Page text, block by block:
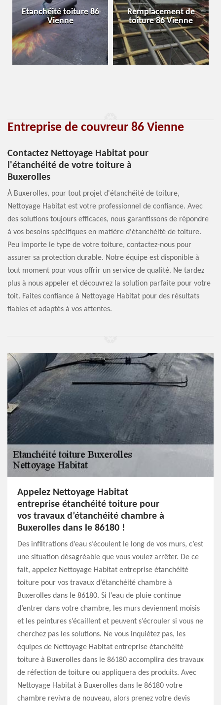
Etanchéité toiture 86
Vienne
Remplacement de
toiture 86 Vienne
Entreprise de couvreur 86 Vienne
Contactez Nettoyage Habitat pour
l'étanchéité de votre toiture à
Buxerolles
À Buxerolles, pour tout projet d'étanchéité de toiture,
Nettoyage Habitat est votre professionnel de confiance. Avec
des solutions toujours efficaces, nous garantissons de répondre
à vos besoins spécifiques en matière d'étanchéité de toiture.
Peu importe le type de votre toiture, contactez-nous pour
assurer sa protection durable. Notre équipe est disponible à
tout moment pour vous offrir un service de qualité. Ne tardez
plus à nous appeler et découvrez la solution parfaite pour votre
toit. Faites confiance à Nettoyage Habitat pour des résultats
fiables et adaptés à vos attentes.
Appelez Nettoyage Habitat
entreprise étanchéité toiture pour
vos travaux d’étanchéité chambre à
Buxerolles dans le 86180 !
Des infiltrations d’eau s’écoulent le long de vos murs, c’est
une situation désagréable que vous voulez arrêter. De ce
fait, appelez Nettoyage Habitat entreprise étanchéité
toiture pour vos travaux d’étanchéité chambre à
Buxerolles dans le 86180. Si l’eau de pluie continue
d’entrer dans votre chambre, les murs deviennent moisis
et les peintures s’écaillent et peuvent s’écrouler si vous ne
cherchez pas les solutions. Ne vous inquiétez pas, les
équipes de Nettoyage Habitat entreprise étanchéité
toiture à Buxerolles dans le 86180 accomplira des travaux
de réfection de toiture ou appliquera des produits. Avec
Nettoyage Habitat à Buxerolles dans le 86180 votre
chambre revivra de nouveau, alors prenez votre devis